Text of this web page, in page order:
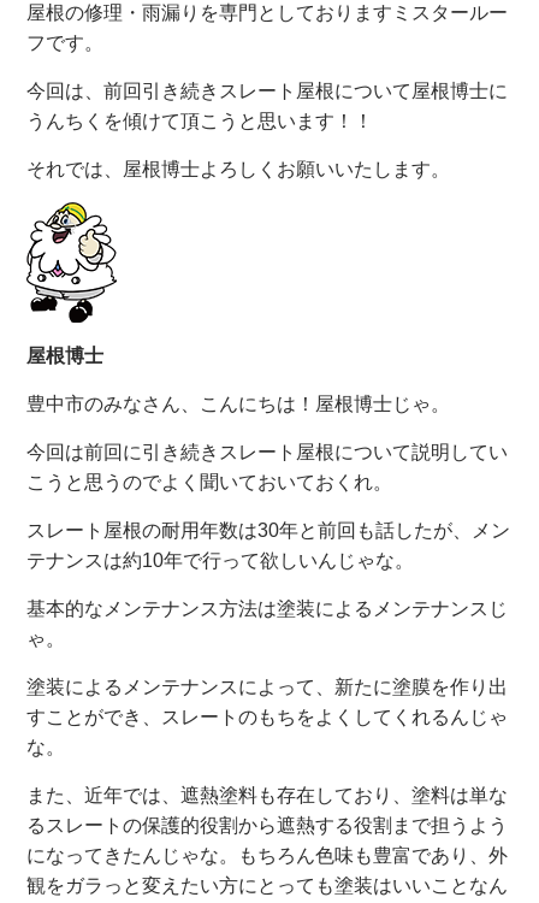
屋根の修理・雨漏りを専門としておりますミスタールー
フです。
今回は、前回引き続きスレート屋根について屋根博士に
うんちくを傾けて頂こうと思います！！
それでは、屋根博士よろしくお願いいたします。
屋根博士
豊中市のみなさん、こんにちは！屋根博士じゃ。
今回は前回に引き続きスレート屋根について説明してい
こうと思うのでよく聞いておいておくれ。
スレート屋根の耐用年数は30年と前回も話したが、メン
テナンスは約10年で行って欲しいんじゃな。
基本的なメンテナンス方法は塗装によるメンテナンスじ
ゃ。
塗装によるメンテナンスによって、新たに塗膜を作り出
すことができ、スレートのもちをよくしてくれるんじゃ
な。
また、近年では、遮熱塗料も存在しており、塗料は単な
るスレートの保護的役割から遮熱する役割まで担うよう
になってきたんじゃな。もちろん色味も豊富であり、外
観をガラっと変えたい方にとっても塗装はいいことなん